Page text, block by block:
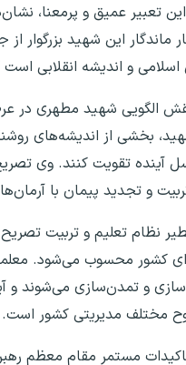
این تعبیر عمیق و
ماندگار این شهید بزرگوار
و اندیشه انقلابی
الگویی شهید مطهری در
بخشی از اندیشه‌های
آینده تقویت کنند. وی
و تجدید پیمان با
نظام تعلیم و تربیت
کشور محسوب می‌شود.
و تمدن‌سازی می‌شوند و
مختلف مدیریتی کشور است.
مستمر مقام معظم